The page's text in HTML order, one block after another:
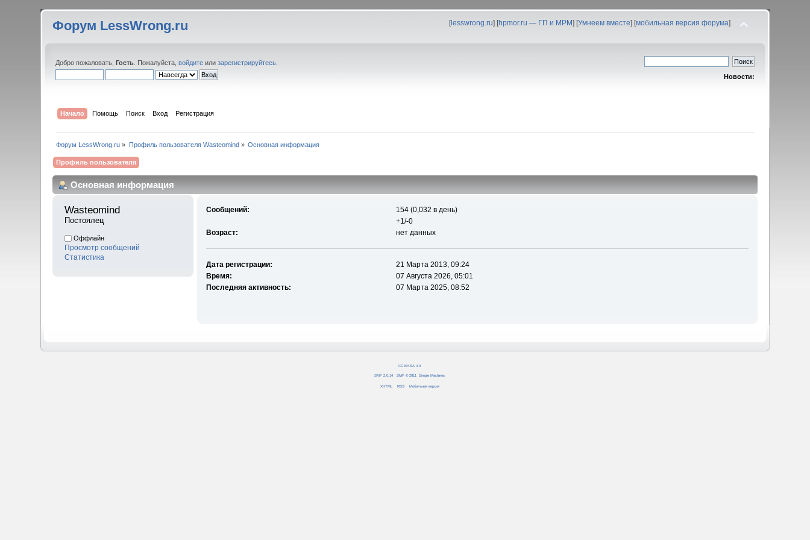
Форум LessWrong.ru [lesswrong.ru] [hpmor.ru — ГП и МРМ] [Умнеем вместе] [мобильная версия форума]
Добро пожаловать,Гость . Пожалуйста,войдите илизарегистрируйтесь
Новости:
Начало Помощь Поиск Вход Регистрация
Форум LessWrong.ru » Профиль пользователя Wasteomind» Основная информация
Профиль пользователя
Основная информация
Wasteomind
Постоялец
Оффлайн
Просмотр сообщений
Статистика
Сообщений:
154 (0,032 в день)
+1/-0
Возраст:
нет данных
Дата регистрации:
21 Марта 2013, 09:24
Время:
07 Августа 2026, 05:01
Последняя активность:
07 Марта 2025, 08:52
CC BY-SA 4.0
SMF 2.0.14 SMF © 2011 Simple Machines
XHTML RSS Мобильная версия